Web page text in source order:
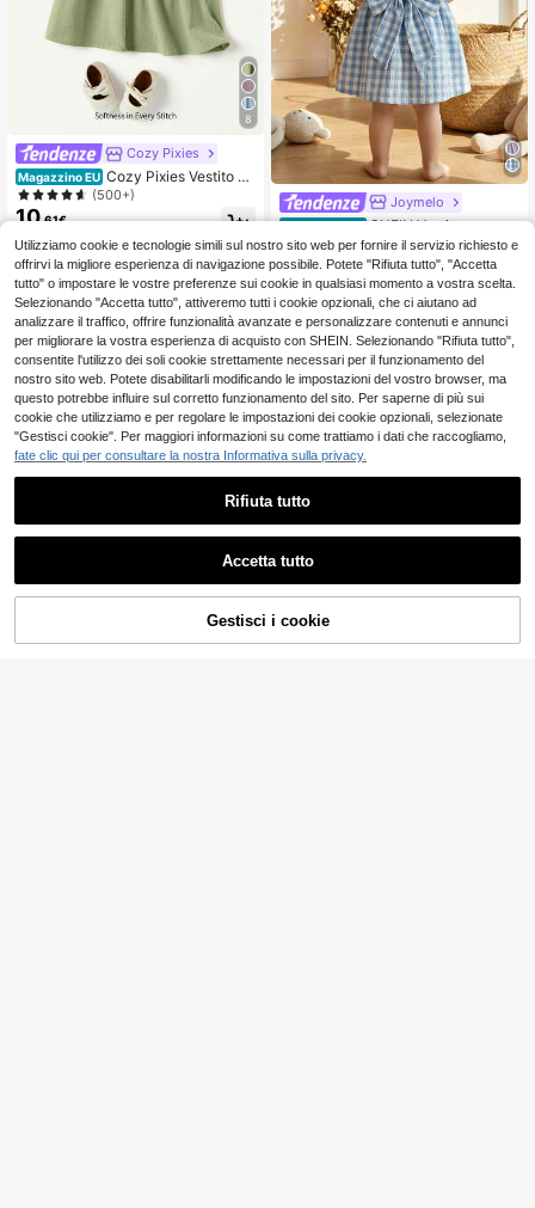
8
Cozy Pixies
Magazzino EU Cozy Pixies Vestito se
nza maniche per bambina con rica
mi floreali, colletto a marinaretto e b
ottoni frontali
(500+)
10.61€
4-7 giorni lavorativi
Joymelo
Magazzino EU SHEIN Vestito casual
e carino per bambine con fiocco a q
uadri e volant sul fondo, adatto per
uscite primaverili/estive, vacanze, f
este, compleanni e uso quotidiano
5.99€
4-7 giorni lavorativi
AGGIUNGI AL CARRELLO
Utilizziamo cookie e tecnologie simili sul nostro sito web per fornire il servizio richiesto e
offrirvi la migliore esperienza di navigazione possibile. Potete "Rifiuta tutto", "Accetta
tutto" o impostare le vostre preferenze sui cookie in qualsiasi momento a vostra scelta.
Selezionando "Accetta tutto", attiveremo tutti i cookie opzionali, che ci aiutano ad
analizzare il traffico, offrire funzionalità avanzate e personalizzare contenuti e annunci
per migliorare la vostra esperienza di acquisto con SHEIN. Selezionando "Rifiuta tutto",
consentite l'utilizzo dei soli cookie strettamente necessari per il funzionamento del
nostro sito web. Potete disabilitarli modificando le impostazioni del vostro browser, ma
questo potrebbe influire sul corretto funzionamento del sito. Per saperne di più sui
cookie che utilizziamo e per regolare le impostazioni dei cookie opzionali, selezionate
"Gestisci cookie". Per maggiori informazioni su come trattiamo i dati che raccogliamo,
fate clic qui per consultare la nostra Informativa sulla privacy.
Rifiuta tutto
Accetta tutto
Gestisci i cookie